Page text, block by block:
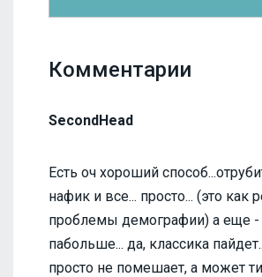
Комментарии
SecondHead
Есть оч хороший
нафик и все... просто... (это как
проблемы демографии) а еще -
пабольше... да, классика
просто не помешает, а может